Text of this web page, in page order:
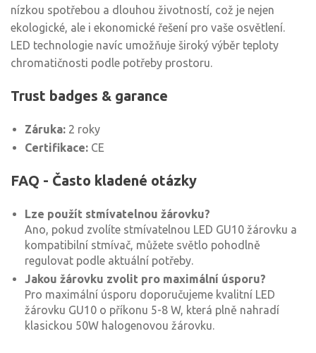
nízkou spotřebou a dlouhou životností, což je nejen
ekologické, ale i ekonomické řešení pro vaše osvětlení.
LED technologie navíc umožňuje široký výběr teploty
chromatičnosti podle potřeby prostoru.
Trust badges & garance
Záruka: 2 roky
Certifikace: CE
FAQ - Často kladené otázky
Lze použít stmívatelnou žárovku?
Ano, pokud zvolíte stmívatelnou LED GU10 žárovku a
kompatibilní stmívač, můžete světlo pohodlně
regulovat podle aktuální potřeby.
Jakou žárovku zvolit pro maximální úsporu?
Pro maximální úsporu doporučujeme kvalitní LED
žárovku GU10 o příkonu 5-8 W, která plně nahradí
klasickou 50W halogenovou žárovku.